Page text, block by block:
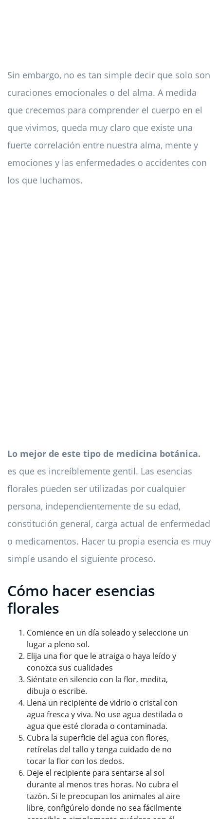
Sin embargo, no es tan simple decir que solo son
curaciones emocionales o del alma. A medida
que crecemos para comprender el cuerpo en el
que vivimos, queda muy claro que existe una
fuerte correlación entre nuestra alma, mente y
emociones y las enfermedades o accidentes con
los que luchamos.
Lo mejor de este tipo de medicina botánica.
es que es increíblemente gentil. Las esencias
florales pueden ser utilizadas por cualquier
persona, independientemente de su edad,
constitución general, carga actual de enfermedad
o medicamentos. Hacer tu propia esencia es muy
simple usando el siguiente proceso.
Cómo hacer esencias
florales
Comience en un día soleado y seleccione un
lugar a pleno sol.
Elija una flor que le atraiga o haya leído y
conozca sus cualidades
Siéntate en silencio con la flor, medita,
dibuja o escribe.
Llena un recipiente de vidrio o cristal con
agua fresca y viva. No use agua destilada o
agua que esté clorada o contaminada.
Cubra la superficie del agua con flores,
retírelas del tallo y tenga cuidado de no
tocar la flor con los dedos.
Deje el recipiente para sentarse al sol
durante al menos tres horas. No cubra el
tazón. Si le preocupan los animales al aire
libre, configúrelo donde no sea fácilmente